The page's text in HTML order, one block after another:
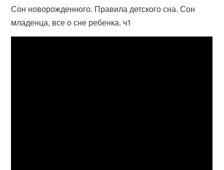
Сон новорожденного. Правила детского сна. Сон
младенца, все о сне ребенка. ч1